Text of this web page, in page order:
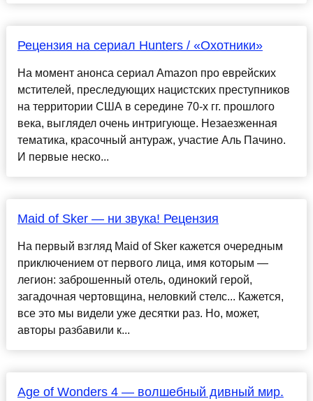
Рецензия на сериал Hunters / «Охотники»
На момент анонса сериал Amazon про еврейских
мстителей, преследующих нацистских преступников
на территории США в середине 70-х гг. прошлого
века, выглядел очень интригующе. Незаезженная
тематика, красочный антураж, участие Аль Пачино.
И первые неско...
Maid of Sker — ни звука! Рецензия
На первый взгляд Maid of Sker кажется очередным
приключением от первого лица, имя которым —
легион: заброшенный отель, одинокий герой,
загадочная чертовщина, неловкий стелс... Кажется,
все это мы видели уже десятки раз. Но, может,
авторы разбавили к...
Age of Wonders 4 — волшебный дивный мир.